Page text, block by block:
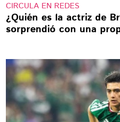
CIRCULA EN REDES
¿Quién es la actriz de
sorprendió con una